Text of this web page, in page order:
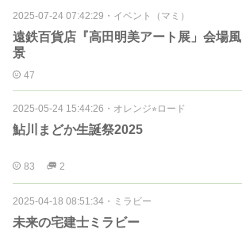
2025-07-24 07:42:29 ・ イベント（マミ）
遠鉄百貨店『高田明美アート展」会場風
景
47
2025-05-24 15:44:26 ・ オレンジ⭐︎ロード
鮎川まどか生誕祭2025
83 2
2025-04-18 08:51:34 ・ ミラビー
未来の宅建士ミラビー